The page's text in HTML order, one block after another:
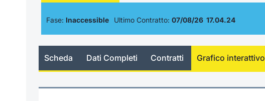
Fase: Inaccessible Ultimo Contratto: 07/08/26 17.04.24
Scheda Dati Completi Contratti Grafico interattivo